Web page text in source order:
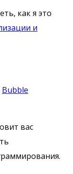
как я это
и
Bubble
вас